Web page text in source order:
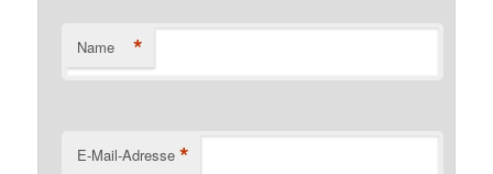
Name *
E-Mail-Adresse *